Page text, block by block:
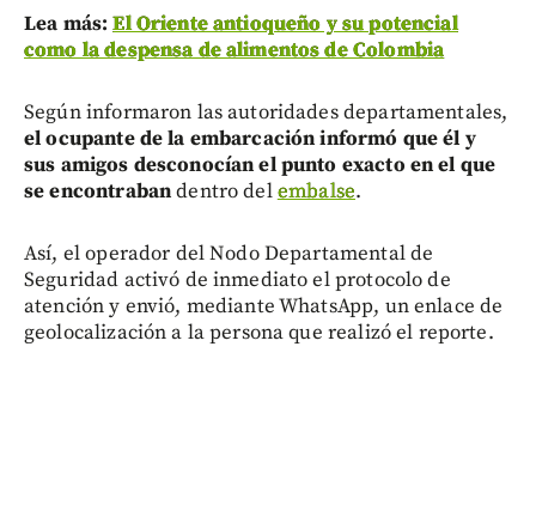
Lea más:El Oriente antioqueño y su potencial
como la despensa de alimentos de Colombia
Según informaron las autoridades departamentales,
el ocupante de la embarcación informó que él y
sus amigos desconocían el punto exacto en el que
se encontrabandentro delembalse.
Así, el operador del Nodo Departamental de
Seguridad activó de inmediato el protocolo de
atención y envió, mediante WhatsApp, un enlace de
geolocalización a la persona que realizó el reporte.